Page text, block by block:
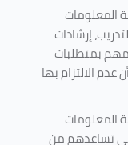
المعلومات
إرشادات
بمتطلبات
عدم الالتزام بها
المعلومات
تساعدهم من